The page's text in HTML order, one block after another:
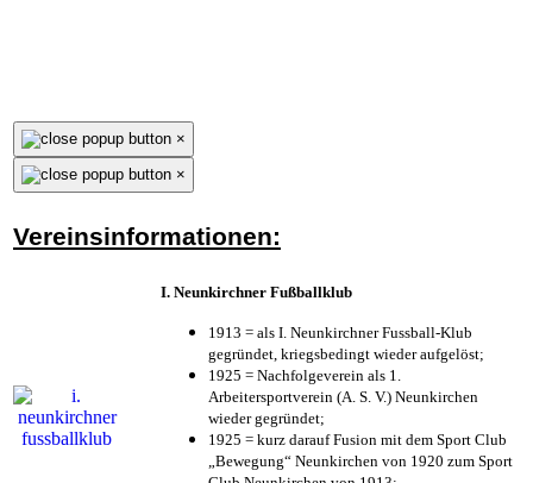
×
×
Vereinsinformationen:
I. Neunkirchner Fußballklub
1913 = als I. Neunkirchner Fussball-Klub
gegründet, kriegsbedingt wieder aufgelöst;
1925 = Nachfolgeverein als 1.
Arbeitersportverein (A. S. V.) Neunkirchen
wieder gegründet;
1925 = kurz darauf Fusion mit dem Sport Club
„Bewegung“ Neunkirchen von 1920 zum Sport